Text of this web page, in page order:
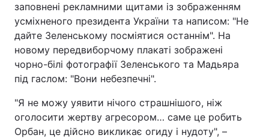
заповнені рекламними щитами із зображенням
усміхненого президента України та написом: "Не
дайте Зеленському посміятися останнім". На
новому передвиборчому плакаті зображені
чорно-білі фотографії Зеленського та Мадьяра
під гаслом: "Вони небезпечні".
"Я не можу уявити нічого страшнішого, ніж
оголосити жертву агресором… саме це робить
Орбан, це дійсно викликає огиду і нудоту", –